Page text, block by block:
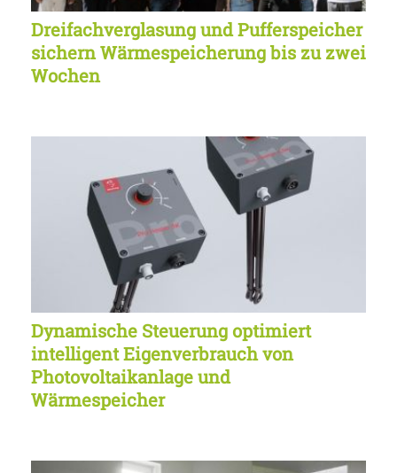
Dreifachverglasung und Pufferspeicher
sichern Wärmespeicherung bis zu zwei
Wochen
Dynamische Steuerung optimiert
intelligent Eigenverbrauch von
Photovoltaikanlage und
Wärmespeicher